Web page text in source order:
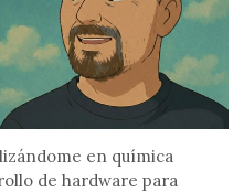
en química
de hardware para